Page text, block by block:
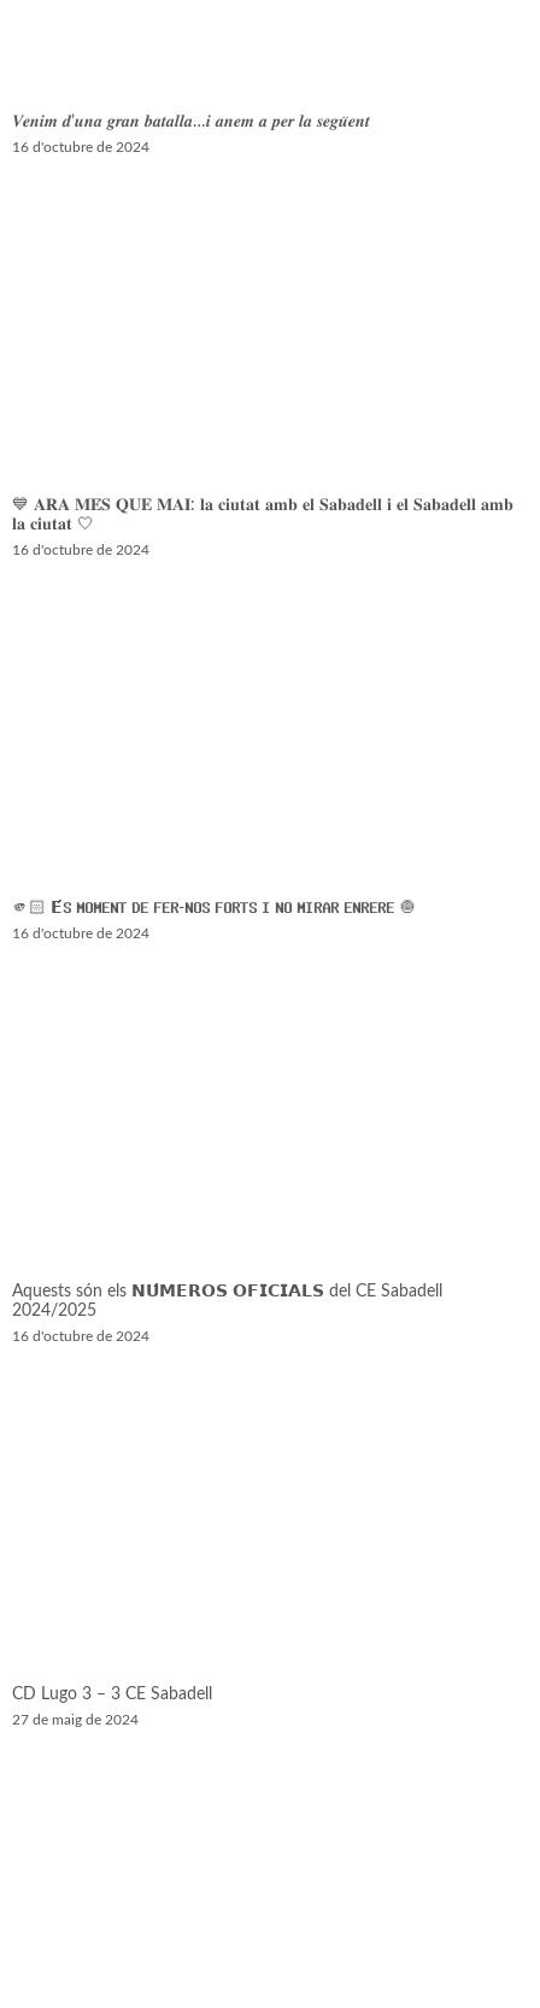
𝑽𝒆𝒏𝒊𝒎 𝒅’𝒖𝒏𝒂 𝒈𝒓𝒂𝒏 𝒃𝒂𝒕𝒂𝒍𝒍𝒂…𝒊 𝒂𝒏𝒆𝒎 𝒂 𝒑𝒆𝒓 𝒍𝒂 𝒔𝒆𝒈𝒖̈𝒆𝒏𝒕
16 d'octubre de 2024
💙 𝐀𝐑𝐀 𝐌𝐄́𝐒 𝐐𝐔𝐄 𝐌𝐀𝐈: 𝐥𝐚 𝐜𝐢𝐮𝐭𝐚𝐭 𝐚𝐦𝐛 𝐞𝐥 𝐒𝐚𝐛𝐚𝐝𝐞𝐥𝐥 𝐢 𝐞𝐥 𝐒𝐚𝐛𝐚𝐝𝐞𝐥𝐥 𝐚𝐦𝐛
𝐥𝐚 𝐜𝐢𝐮𝐭𝐚𝐭 🤍
16 d'octubre de 2024
🫵🏻 𝗘́𝗦 𝗠𝗢𝗠𝗘𝗡𝗧 𝗗𝗘 𝗙𝗘𝗥-𝗡𝗢𝗦 𝗙𝗢𝗥𝗧𝗦 𝗜 𝗡𝗢 𝗠𝗜𝗥𝗔𝗥 𝗘𝗡𝗥𝗘𝗥𝗘 🧅
16 d'octubre de 2024
Aquests són els 𝗡𝗨́𝗠𝗘𝗥𝗢𝗦 𝗢𝗙𝗜𝗖𝗜𝗔𝗟𝗦 del CE Sabadell
2024/2025
16 d'octubre de 2024
CD Lugo 3 – 3 CE Sabadell
27 de maig de 2024